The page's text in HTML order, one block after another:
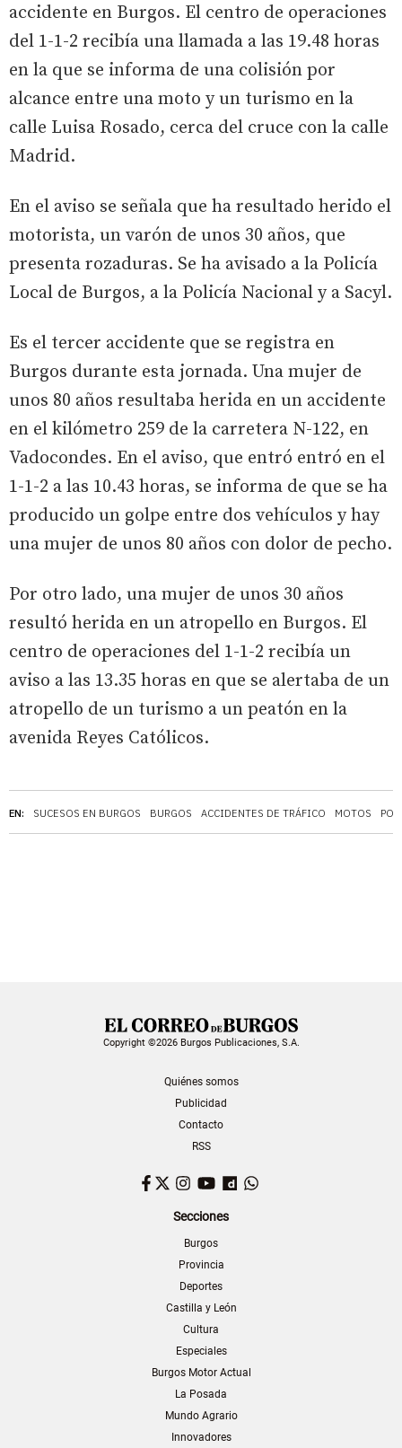
EN: SUCESOS EN BURGOS BURGOS ACCIDENTES DE TRÁFICO MOTOS
accidente en Burgos. El centro de operaciones
del 1-1-2 recibía una llamada a las 19.48 horas
en la que se informa de una colisión por
alcance entre una moto y un turismo en la
calle Luisa Rosado, cerca del cruce con la calle
Madrid.
En el aviso se señala que ha resultado herido el
motorista, un varón de unos 30 años, que
presenta rozaduras. Se ha avisado a la Policía
Local de Burgos, a la Policía Nacional y a Sacyl.
Es el tercer accidente que se registra en
Burgos durante esta jornada. Una mujer de
unos 80 años resultaba herida en un accidente
en el kilómetro 259 de la carretera N-122, en
Vadocondes. En el aviso, que entró entró en el
1-1-2 a las 10.43 horas, se informa de que se ha
producido un golpe entre dos vehículos y hay
una mujer de unos 80 años con dolor de pecho.
Por otro lado, una mujer de unos 30 años
resultó herida en un atropello en Burgos. El
centro de operaciones del 1-1-2 recibía un
aviso a las 13.35 horas en que se alertaba de un
atropello de un turismo a un peatón en la
avenida Reyes Católicos.
Copyright ©2026 Burgos Publicaciones, S.A.
Quiénes somos
Publicidad
Contacto
RSS
Facebook
TwitterInstagram
YouTubeDailymotion
Secciones
Burgos
Provincia
Deportes
Castilla y León
Cultura
Especiales
Burgos Motor Actual
La Posada
Mundo Agrario
Innovadores